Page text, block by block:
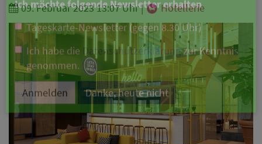
09. Februar 2023 13:07 Uhr| Hotellerie
Branche
Ich möchte folgende Newsletter erhalten
Tageskarte-Newsletter (gegen 8.30 Uhr)
Ich habe die Datenschutzerklärung
zur Kenntnis